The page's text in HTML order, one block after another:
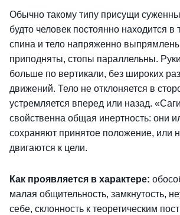
Обычно такому типу присущи
будто человек постоянно находится в
спина и тело напряженно
приподняты, стопы параллельны.
больше по вертикали, без широких
движений. Тело не отклоняется в
устремляется вперед или назад.
свойственна общая инертность: они
сохраняют принятое положение, или
двигаются к цели.
Как проявляется в характере:
малая общительность, замкнутость,
себе, склонность к теоретическим